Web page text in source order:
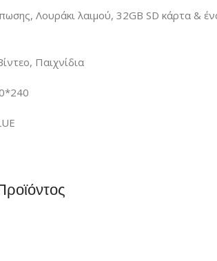
Λουράκι λαιμού, 32GB SD κάρτα &
Παιχνίδια